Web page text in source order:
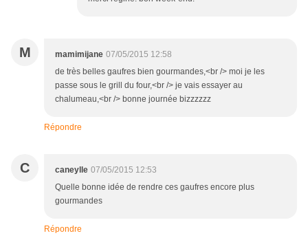
M mamimijane 07/05/2015 12:58
de très belles gaufres bien gourmandes,<br /> moi je les
passe sous le grill du four,<br /> je vais essayer au
chalumeau,<br /> bonne journée bizzzzzz
Répondre
C caneylle 07/05/2015 12:53
Quelle bonne idée de rendre ces gaufres encore plus
gourmandes
Répondre